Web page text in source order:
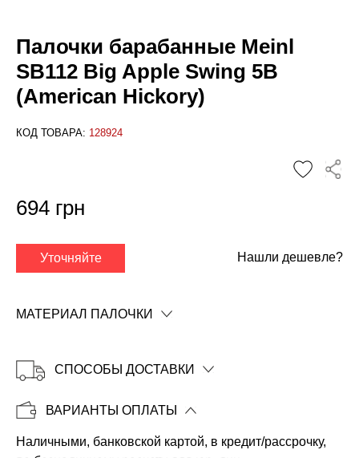
Палочки барабанные Meinl
SB112 Big Apple Swing 5B
(American Hickory)
КОД ТОВАРА: 128924
Копировать
694 грн
Уточняйте Нашли дешевле?
МАТЕРИАЛ ПАЛОЧКИ
СПОСОБЫ ДОСТАВКИ
ВАРИАНТЫ ОПЛАТЫ
Наличными, банковской картой, в кредит/рассрочку,